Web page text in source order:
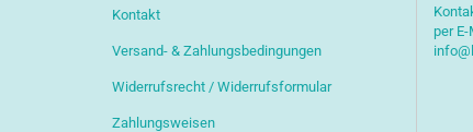
Kontakt
Versand- & Zahlungsbedingungen
Widerrufsrecht / Widerrufsformular
Zahlungsweisen
per